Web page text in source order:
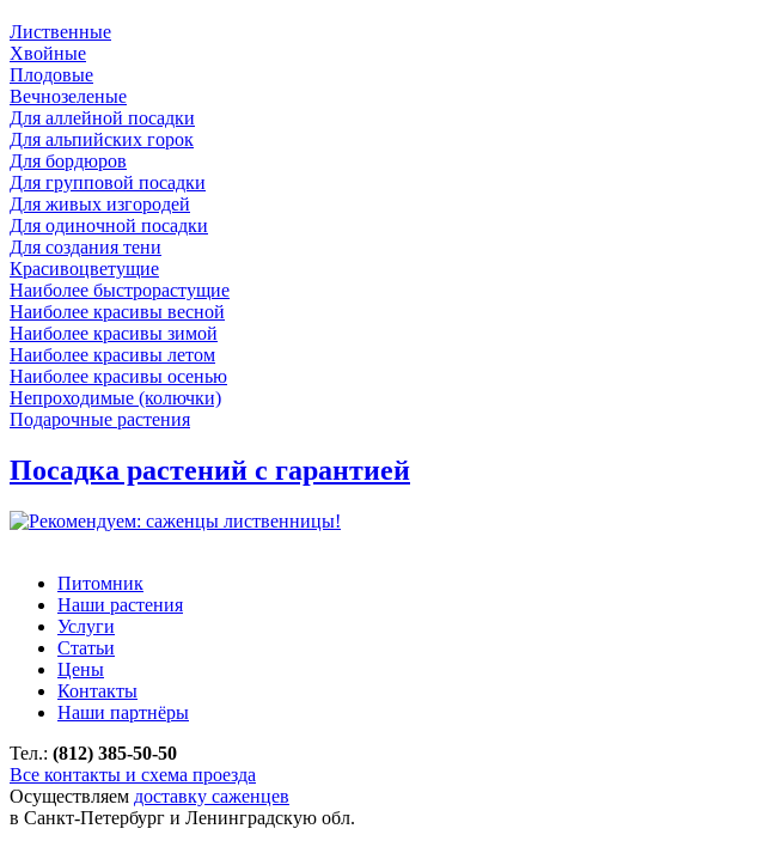
Лиственные
Хвойные
Плодовые
Вечнозеленые
Для аллейной посадки
Для альпийских горок
Для бордюров
Для групповой посадки
Для живых изгородей
Для одиночной посадки
Для создания тени
Красивоцветущие
Наиболее быстрорастущие
Наиболее красивы весной
Наиболее красивы зимой
Наиболее красивы летом
Наиболее красивы осенью
Непроходимые (колючки)
Подарочные растения
Посадка растений с гарантией
Питомник
Наши растения
Услуги
Статьи
Цены
Контакты
Наши партнёры
Тел.: (812) 385-50-50
Все контакты и схема проезда
Осуществляем доставку саженцев
в Санкт-Петербург и Ленинградскую обл.